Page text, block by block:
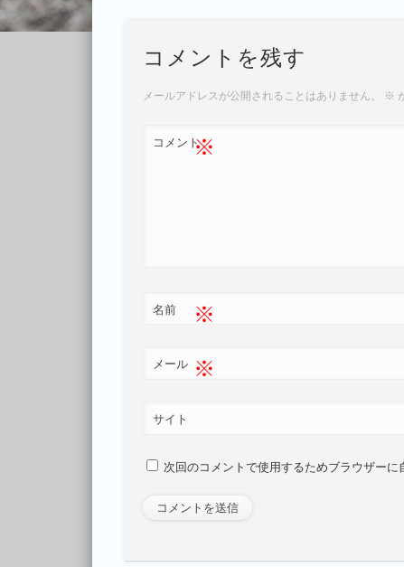
コメントを残す
メールアドレスが公開されることはありません。 ※
コメント※
名前 ※
メール ※
サイト
次回のコメントで使用するためブラウザーに